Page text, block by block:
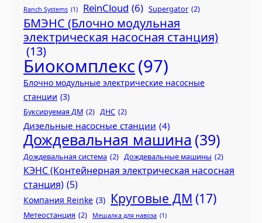
Ranch Systems (1) ReinCloud (6) Supergator (2)
БМЭНС (Блочно модульная
электрическая насосная станция)
(13)
Биокомплекс(97)
Блочно модульные электрические насосные
станции (3)
Буксируемая ДМ (2) ДНС (2)
Дизельные насосные станции (4)
Дождевальная машина (39)
Дождевальная система (2) Дождевальные машины (2)
КЭНС (Контейнерная электрическая насосная
станция) (5)
Компания Reinke (3) Круговые ДМ (17)
Метеостанция (2) Мешалка для навоза (1)